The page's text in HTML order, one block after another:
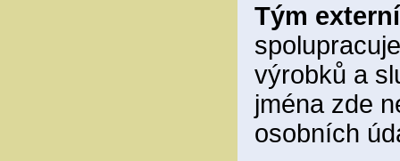
Tým
výrobků a
jména zde
osobních